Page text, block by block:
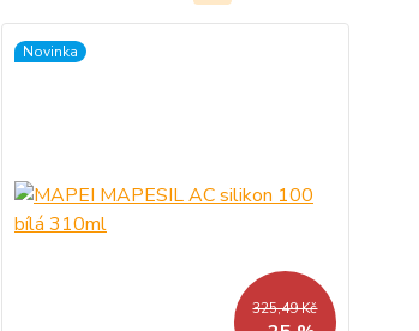
Novinka
325,49 Kč